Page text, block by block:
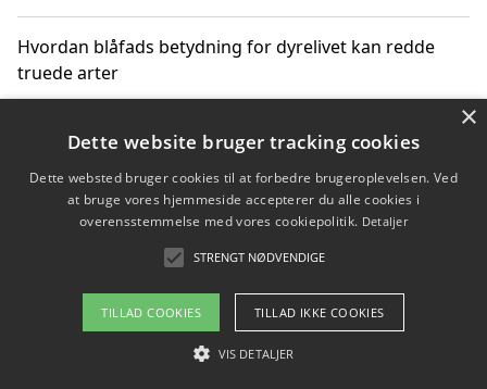
Hvordan blåfads betydning for dyrelivet kan redde
truede arter
Hvordan kan gaver til unge voksne støtte bevarelsen
Copyright 2026 - Pilanto Aps
Om / kontakt
Blog Betingelser
×
Dette website bruger tracking cookies
Dette websted bruger cookies til at forbedre brugeroplevelsen. Ved
at bruge vores hjemmeside accepterer du alle cookies i
overensstemmelse med vores cookiepolitik. Detaljer
STRENGT NØDVENDIGE
TILLAD COOKIES TILLAD IKKE COOKIES
VIS DETALJER